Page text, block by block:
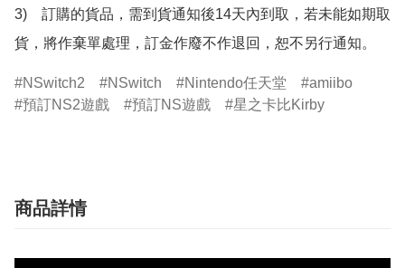
3)　訂購的貨品，需到貨通知後14天內到取，若未能如期取
貨，將作棄單處理，訂金作廢不作退回，恕不另行通知。
NSwitch2 NSwitch Nintendo任天堂
amiibo
預訂NS2遊戲
預訂NS遊戲 星之卡比Kirby
商品詳情